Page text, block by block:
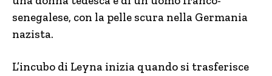
senegalese, con la pelle scura nella Germania
nazista.
L’incubo di Leyna inizia quando si trasferisce